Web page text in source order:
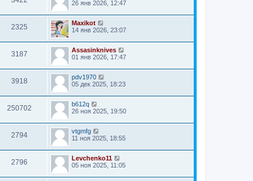
26 янв 2026, 12:47
2325
Maxikot
14 янв 2026, 23:07
3187
Assasinknives
01 янв 2026, 17:47
3918
pdv1970
05 дек 2025, 18:23
250702
b612q
26 ноя 2025, 19:50
2794
vtgmfg
11 ноя 2025, 18:55
2796
Levchenko11
05 ноя 2025, 11:05